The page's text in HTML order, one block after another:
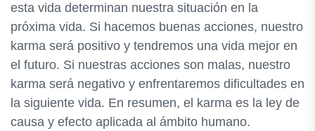
esta vida determinan nuestra situación en la
próxima vida. Si hacemos buenas acciones, nuestro
karma será positivo y tendremos una vida mejor en
el futuro. Si nuestras acciones son malas, nuestro
karma será negativo y enfrentaremos dificultades en
la siguiente vida. En resumen, el karma es la ley de
causa y efecto aplicada al ámbito humano.